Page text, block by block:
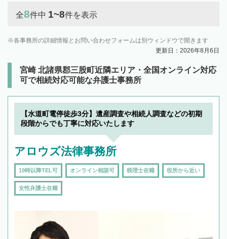
全8件中 1~8件を表示
各事務所の詳細情報とお問い合わせフォームは別ウィンドウで開きます
更新日：2026年8月6日
宮崎 北諸県郡三股町近隣エリア・全国オンライン対応
可で相続対応可能な弁護士事務所
【水道町電停徒歩3分】遺産調査や相続人調査などの初期
段階からでも丁寧に対応いたします
アロウズ法律事務所
19時以降TEL可 オンライン相談可 税理士在籍 役所から近い
女性弁護士在籍